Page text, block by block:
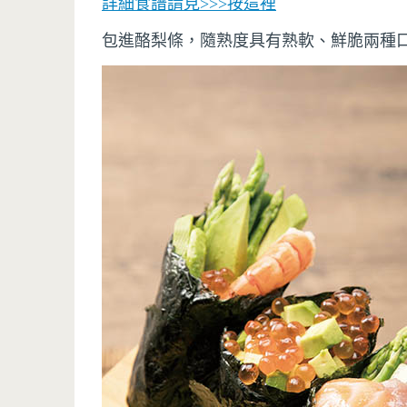
詳細食譜請見>>>按這裡
包進酪梨條，隨熟度具有熟軟、鮮脆兩種